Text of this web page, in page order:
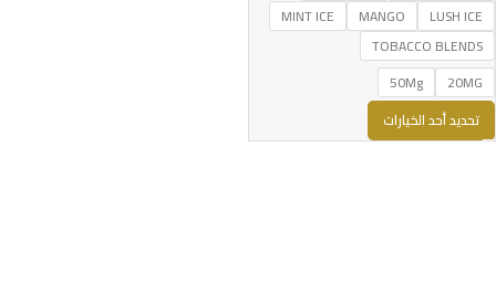
LUSH ICE
MANGO
MINT ICE
TOBACCO BLENDS
20MG
50Mg
تحديد أحد الخيارات